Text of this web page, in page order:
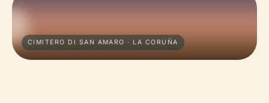
CIMITERO DI SAN AMARO · LA CORUÑA